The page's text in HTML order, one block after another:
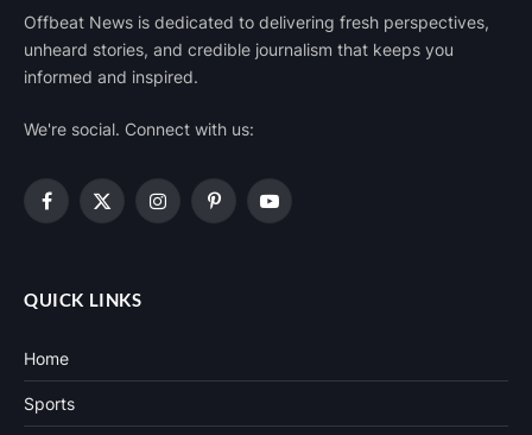
Offbeat News is dedicated to delivering fresh perspectives,
unheard stories, and credible journalism that keeps you
informed and inspired.
We're social. Connect with us:
Facebook
X
InstagramPinterestYouTube
QUICK LINKS
Home
Sports